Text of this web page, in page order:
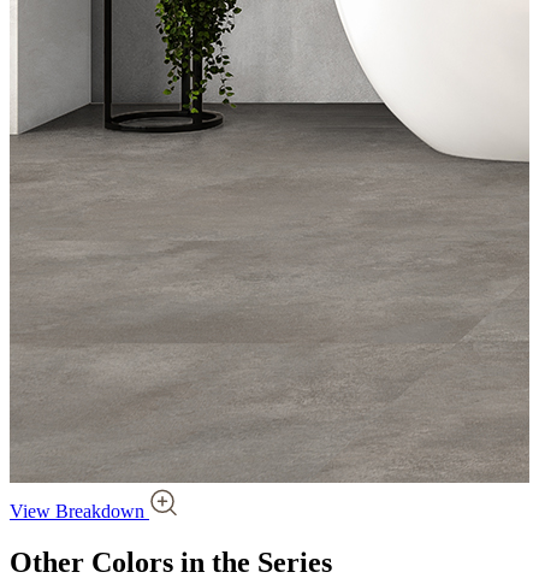
View Breakdown
Other Colors in the Series